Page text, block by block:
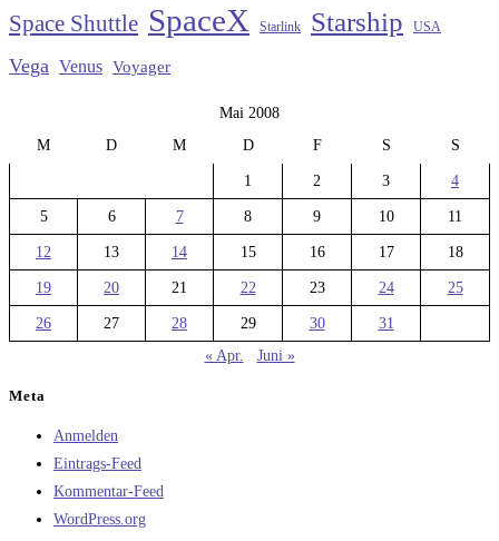
Space Shuttle SpaceX Starlink Starship USA
Vega Venus Voyager
Mai 2008
M
D M D F S S
1 2 3 4
5 6 7 8 9 10 11
12 13 14 15 16 17 18
19 20 21 22 23 24 25
26 27 28 29 30
31
« Apr.
Juni »
Meta
Anmelden
Eintrags-Feed
Kommentar-Feed
WordPress.org